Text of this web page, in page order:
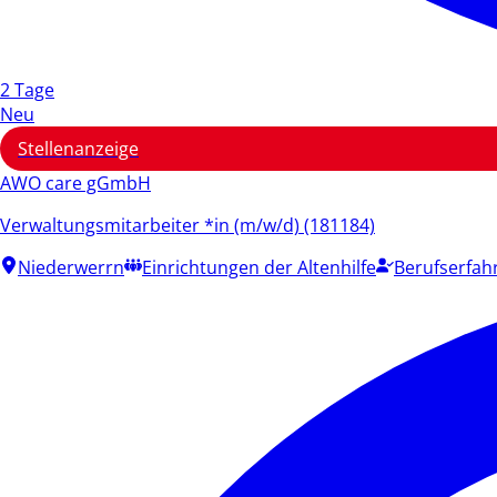
2 Tage
Neu
Stellenanzeige
AWO care gGmbH
Verwaltungsmitarbeiter *in (m/w/d) (181184)
Niederwerrn
Einrichtungen der Altenhilfe